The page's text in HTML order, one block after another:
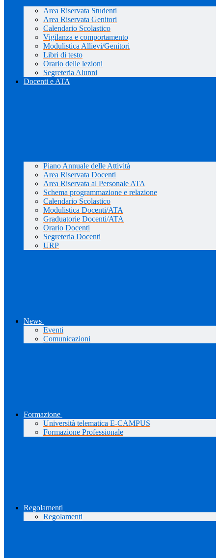
Area Riservata Studenti
Area Riservata Genitori
Calendario Scolastico
Vigilanza e comportamento
Modulistica Allievi/Genitori
Libri di testo
Orario delle lezioni
Segreteria Alunni
Docenti e ATA
Piano Annuale delle Attività
Area Riservata Docenti
Area Riservata al Personale ATA
Schema programmazione e relazione
Calendario Scolastico
Modulistica Docenti/ATA
Graduatorie Docenti/ATA
Orario Docenti
Segreteria Docenti
URP
News
Eventi
Comunicazioni
Formazione
Università telematica E-CAMPUS
Formazione Professionale
Regolamenti
Regolamenti